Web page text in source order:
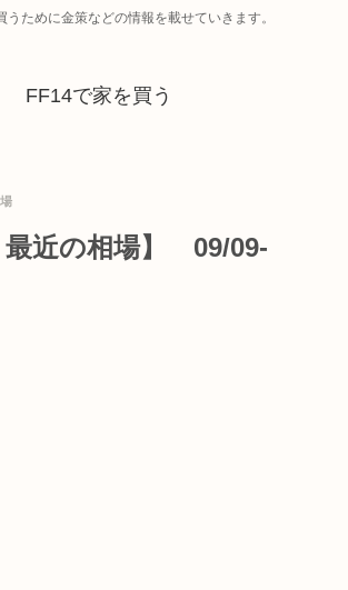
うために金策などの情報を載せていきます。
FF14で家を買う
最近の相場】 09/09-